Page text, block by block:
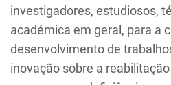
investigadores, estudiosos,
académica em geral, para a
desenvolvimento de
inovação sobre a